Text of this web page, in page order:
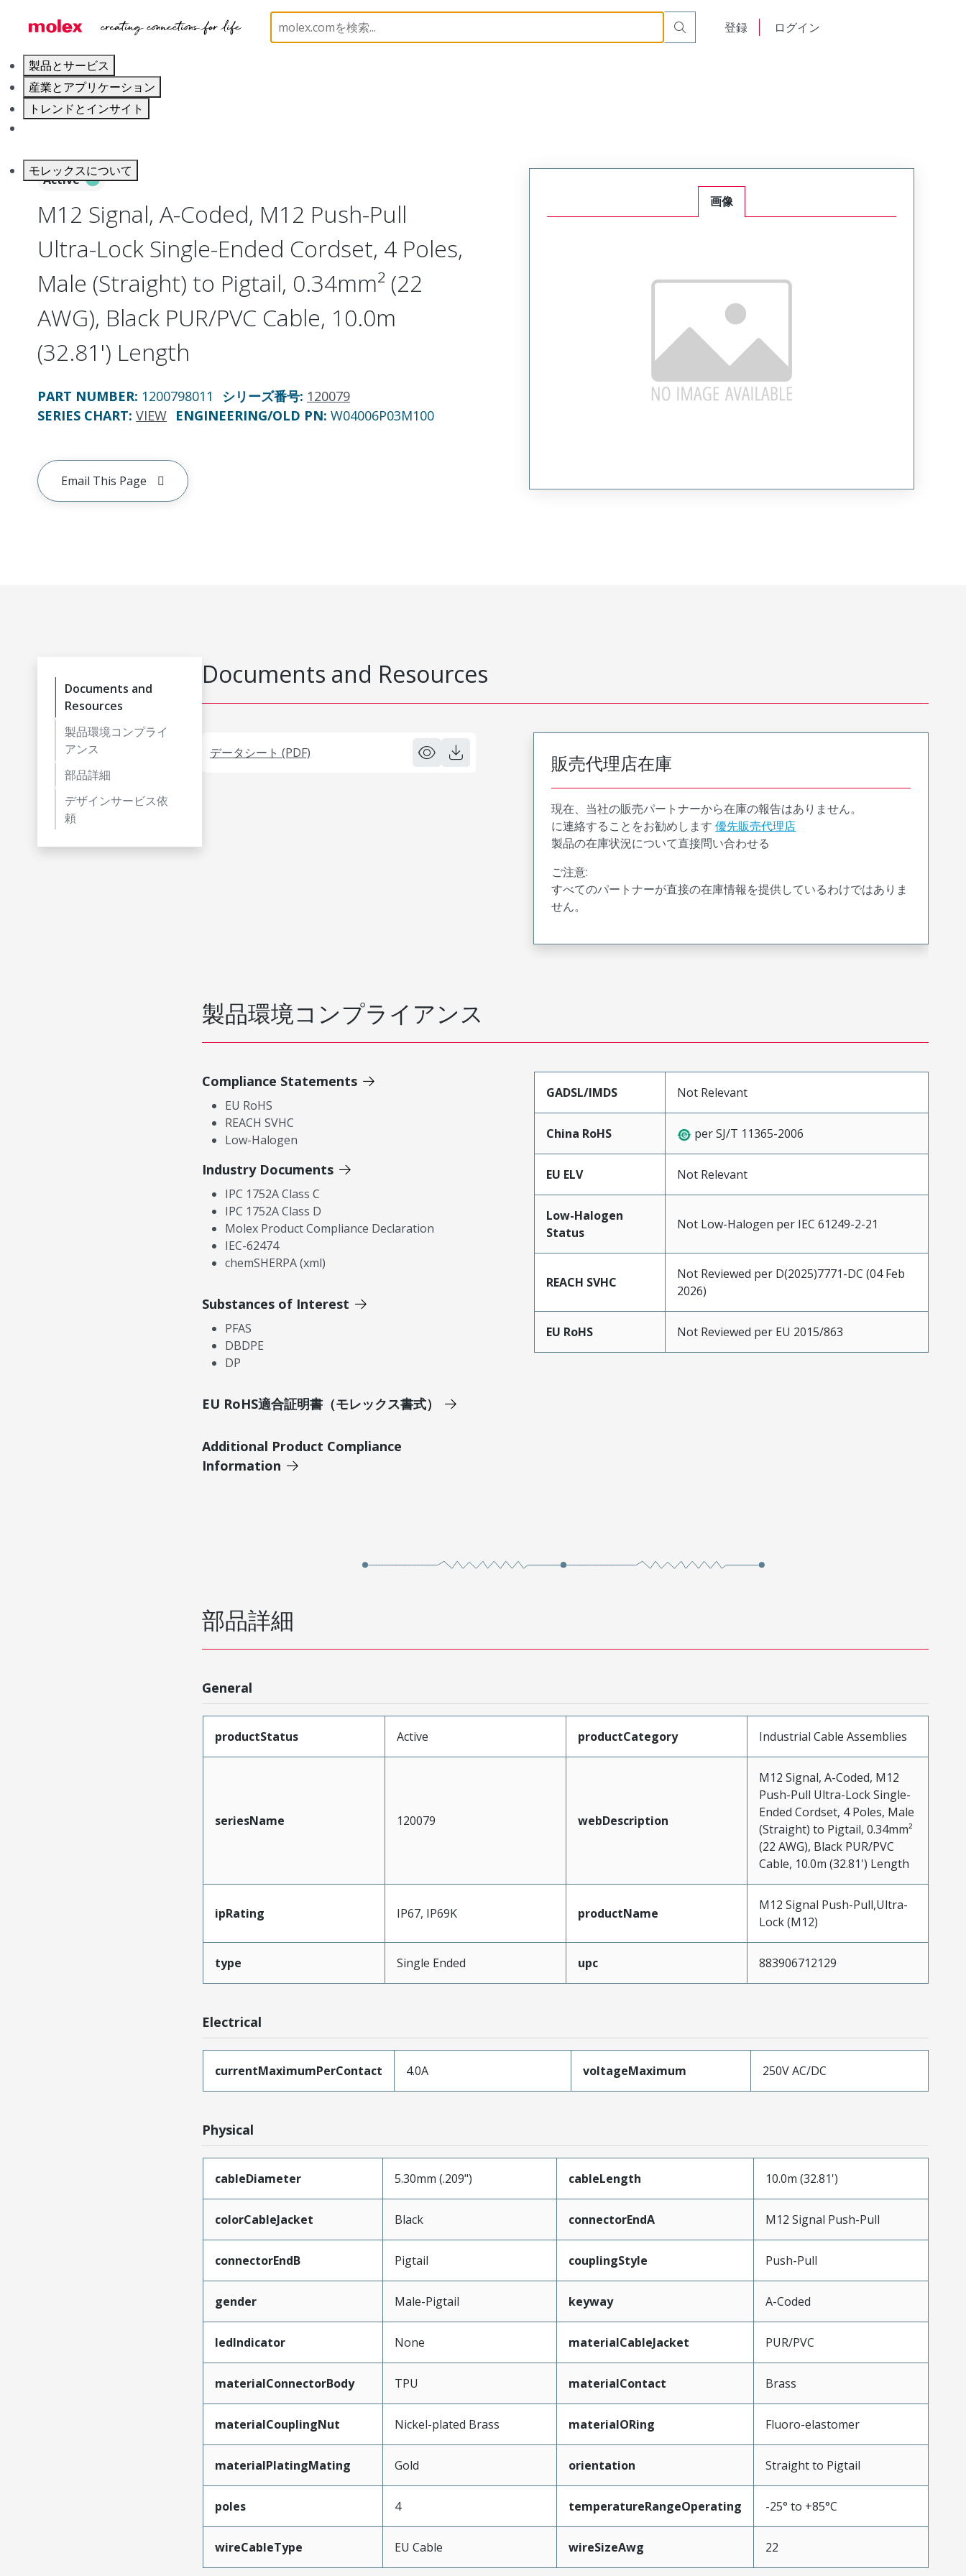
登録 ログイン
製品とサービス
産業とアプリケーション
トレンドとインサイト
モレックスについて
Industrial Cable Assemblies 120079 1200798011
Active
M12 Signal, A-Coded, M12 Push-Pull
Ultra-Lock Single-Ended Cordset, 4 Poles,
Male (Straight) to Pigtail, 0.34mm² (22
AWG), Black PUR/PVC Cable, 10.0m
(32.81') Length
PART NUMBER: 1200798011 シリーズ番号: 120079
SERIES CHART: VIEW ENGINEERING/OLD PN: W04006P03M100
Email This Page
画像
Documents and
Resources
製品環境コンプライ
アンス
部品詳細
デザインサービス依
頼
Documents and Resources
データシート (PDF) 販売代理店在庫
現在、当社の販売パートナーから在庫の報告はありません。
に連絡することをお勧めします 優先販売代理店
製品の在庫状況について直接問い合わせる
ご注意:
すべてのパートナーが直接の在庫情報を提供しているわけではありま
せん。
製品環境コンプライアンス
Compliance Statements
EU RoHS
REACH SVHC
Low-Halogen
Industry Documents
IPC 1752A Class C
IPC 1752A Class D
Molex Product Compliance Declaration
IEC-62474
chemSHERPA (xml)
Substances of Interest
PFAS
DBDPE
DP
EU RoHS適合証明書（モレックス書式）
Additional Product Compliance
Information
GADSL/IMDS Not Relevant
China RoHS per SJ/T 11365-2006
EU ELV Not Relevant
Low-Halogen
Status
Not Low-Halogen per IEC 61249-2-21
REACH SVHC
Not Reviewed per D(2025)7771-DC (04 Feb
2026)
EU RoHS Not Reviewed per EU 2015/863
部品詳細
General
productStatus Active productCategory Industrial Cable Assemblies
seriesName 120079 webDescription
M12 Signal, A-Coded, M12
Push-Pull Ultra-Lock Single-
Ended Cordset, 4 Poles, Male
(Straight) to Pigtail, 0.34mm²
(22 AWG), Black PUR/PVC
Cable, 10.0m (32.81') Length
ipRating IP67, IP69K productName
M12 Signal Push-Pull,Ultra-
Lock (M12)
type Single Ended upc 883906712129
Electrical
currentMaximumPerContact 4.0A voltageMaximum 250V AC/DC
Physical
cableDiameter 5.30mm (.209") cableLength 10.0m (32.81')
colorCableJacket Black connectorEndA M12 Signal Push-Pull
connectorEndB Pigtail couplingStyle Push-Pull
gender Male-Pigtail keyway A-Coded
ledIndicator None materialCableJacket PUR/PVC
materialConnectorBody TPU materialContact Brass
materialCouplingNut Nickel-plated Brass materialORing Fluoro-elastomer
materialPlatingMating Gold orientation Straight to Pigtail
poles 4 temperatureRangeOperating -25° to +85°C
wireCableType EU Cable wireSizeAwg 22